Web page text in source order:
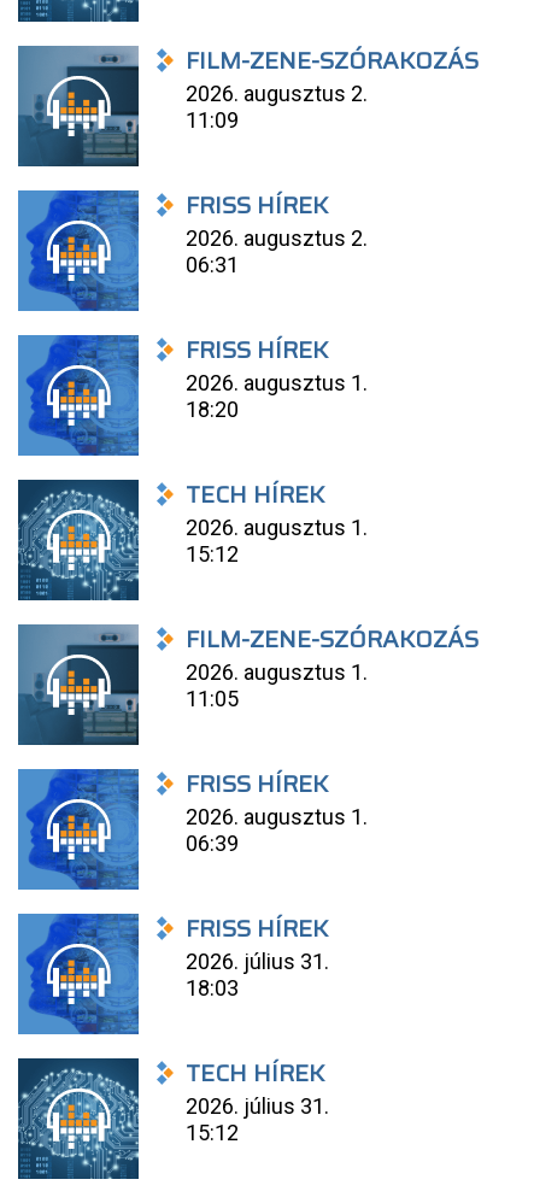
FILM-ZENE-SZÓRAKOZÁS
2026. augusztus 2.
11:09
FRISS HÍREK
2026. augusztus 2.
06:31
FRISS HÍREK
2026. augusztus 1.
18:20
TECH HÍREK
2026. augusztus 1.
15:12
FILM-ZENE-SZÓRAKOZÁS
2026. augusztus 1.
11:05
FRISS HÍREK
2026. augusztus 1.
06:39
FRISS HÍREK
2026. július 31.
18:03
TECH HÍREK
2026. július 31.
15:12